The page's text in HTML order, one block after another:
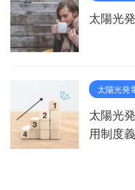
太陽光
太陽光発
太陽光
用制度